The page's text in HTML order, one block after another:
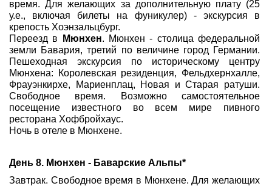
время. Для желающих за дополнительную плату (25
у.е., включая билеты на фуникулер) - экскурсия в
крепость Хоэнзальцбург.
Переезд в
Мюнхен. Мюнхен - столица федеральной
земли Бавария, третий по величине город Германии.
Пешеходная экскурсия по историческому центру
Мюнхена: Королевская резиденция, Фельдхернхалле,
Фрауэнкирхе, Мариенплац, Новая и Старая ратуши.
Свободное время. Возможно самостоятельное
посещение известного во всем мире пивного
ресторана Хофбройхаус.
Ночь в отеле в Мюнхене.
День 8. Мюнхен - Баварские Альпы*
Завтрак. Свободное время в Мюнхене. Для желающих